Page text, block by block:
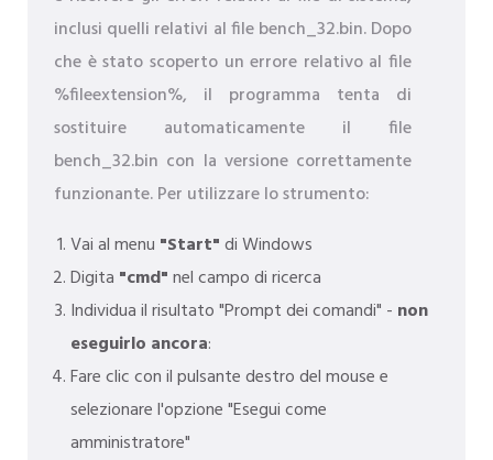
inclusi quelli relativi al file bench_32.bin. Dopo
che è stato scoperto un errore relativo al file
%fileextension%, il programma tenta di
sostituire automaticamente il file
bench_32.bin con la versione correttamente
funzionante. Per utilizzare lo strumento:
Vai al menu "Start"di Windows
Digita "cmd"nel campo di ricerca
Individua il risultato "Prompt dei comandi" - non
eseguirlo ancora:
Fare clic con il pulsante destro del mouse e
selezionare l'opzione "Esegui come
amministratore"